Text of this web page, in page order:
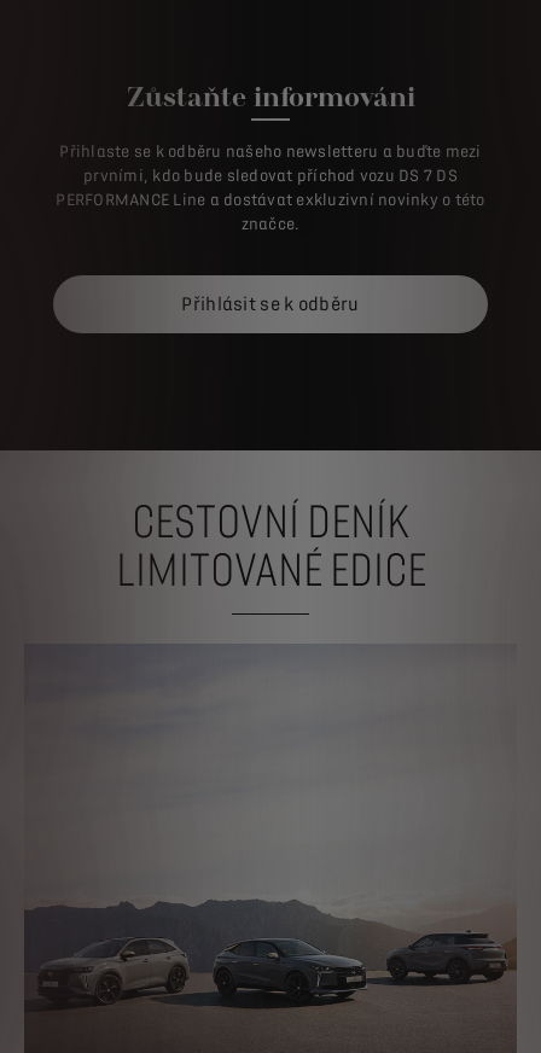
Zůstaňte informováni
Přihlaste se k odběru našeho newsletteru a buďte mezi
prvními, kdo bude sledovat příchod vozu DS 7 DS
PERFORMANCE Line a dostávat exkluzivní novinky o této
značce.
Přihlásit se k odběru
CESTOVNÍ DENÍK
LIMITOVANÉ EDICE